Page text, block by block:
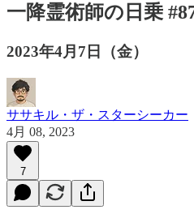
一降霊術師の日乗
2023年4月7日（金）
ササキル・ザ・スターシーカー
4月 08, 2023
7